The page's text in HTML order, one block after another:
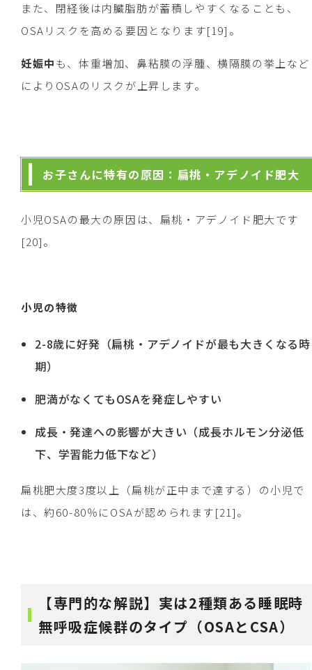
また、閉経後は内臓脂肪が蓄積しやすくなることも、
OSAリスクを高める要因となります[19]。
妊娠中も、体重増加、鼻粘膜の浮腫、横隔膜の挙上など
によりOSAのリスクが上昇します。
お子さんに特有の原因：扁桃・アデノイド肥大
小児OSAの最大の原因は、扁桃・アデノイド肥大です
[20]。
小児の特徴
2-8歳に好発（扁桃・アデノイドが最も大きくなる時
期）
肥満がなくてもOSAを発症しやすい
成長・発達への影響が大きい（成長ホルモン分泌低
下、学習能力低下など）
扁桃肥大度3度以上（扁桃が正中まで達する）の小児で
は、約60-80％にOSAが認められます[21]。
【専門的な解説】実は2種類ある睡眠時
無呼吸症候群のタイプ（OSAとCSA）